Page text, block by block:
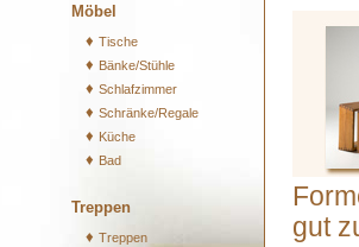
Möbel
♦ Tische
♦ Bänke/Stühle
♦ Schlafzimmer
♦ Schränke/Regale
♦ Küche
♦ Bad
Treppen
♦ Treppen
gut